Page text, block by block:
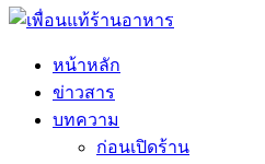
หน้าหลัก
ข่าวสาร
บทความ
ก่อนเปิดร้าน